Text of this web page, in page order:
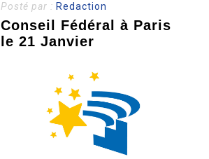
Posté par : Redaction
Conseil Fédéral à Paris
le 21 Janvier